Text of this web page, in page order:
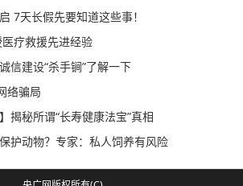
7天长假先要知道这些事！
疗救援先进经验
信建设“杀手锏”了解一下
络骗局
揭秘所谓“长寿健康法宝”真相
护动物？专家：私人饲养有风险